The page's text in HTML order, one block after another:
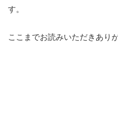
す。
ここまでお読みいただきあり